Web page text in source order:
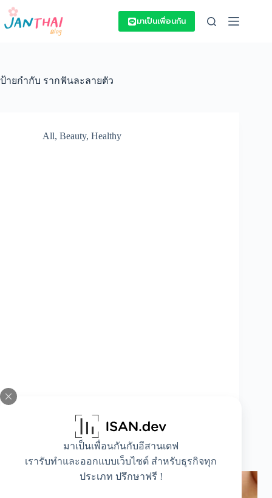
Skip
content
มาเป็นเพื่อนกันกับอีสานเดฟ
เรารับทำและออกแบบเว็บไซต์ สำหรับธุรกิจทุก
ประเภท ปรึกษาฟรี !
มาเป็นเพื่อนกัน
ป้ายกำกับ รากฟันละลายตัว
All, Beauty, Healthy
ข้อเสียของการจัดฟัน